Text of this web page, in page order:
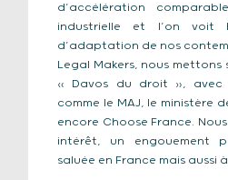
d’accélération
industrielle et l’on voit
d’adaptation de nos
Legal Makers, nous mettons
« Davos du droit », avec
comme le MAJ, le ministère
encore Choose France.
intérêt, un engouement
saluée en France mais aussi